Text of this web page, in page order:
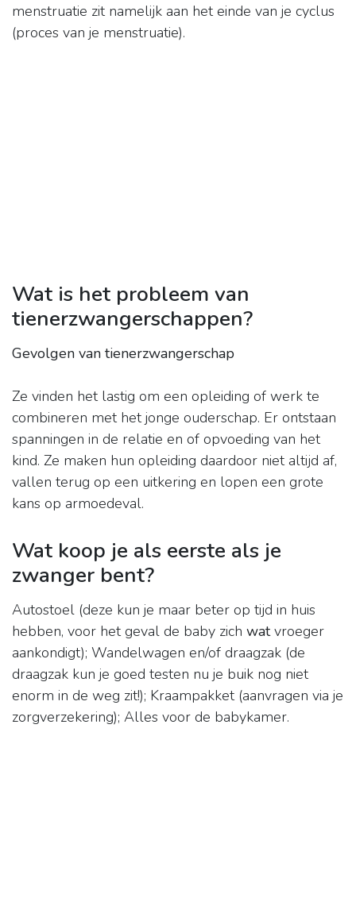
menstruatie zit namelijk aan het einde van je cyclus
(proces van je menstruatie).
Wat is het probleem van
tienerzwangerschappen?
Gevolgen van tienerzwangerschap
Ze vinden het lastig om een opleiding of werk te
combineren met het jonge ouderschap. Er ontstaan
spanningen in de relatie en of opvoeding van het
kind. Ze maken hun opleiding daardoor niet altijd af,
vallen terug op een uitkering en lopen een grote
kans op armoedeval.
Wat koop je als eerste als je
zwanger bent?
Autostoel (deze kun je maar beter op tijd in huis
hebben, voor het geval de baby zich watvroeger
aankondigt); Wandelwagen en/of draagzak (de
draagzak kun je goed testen nu je buik nog niet
enorm in de weg zit!); Kraampakket (aanvragen via je
zorgverzekering); Alles voor de babykamer.